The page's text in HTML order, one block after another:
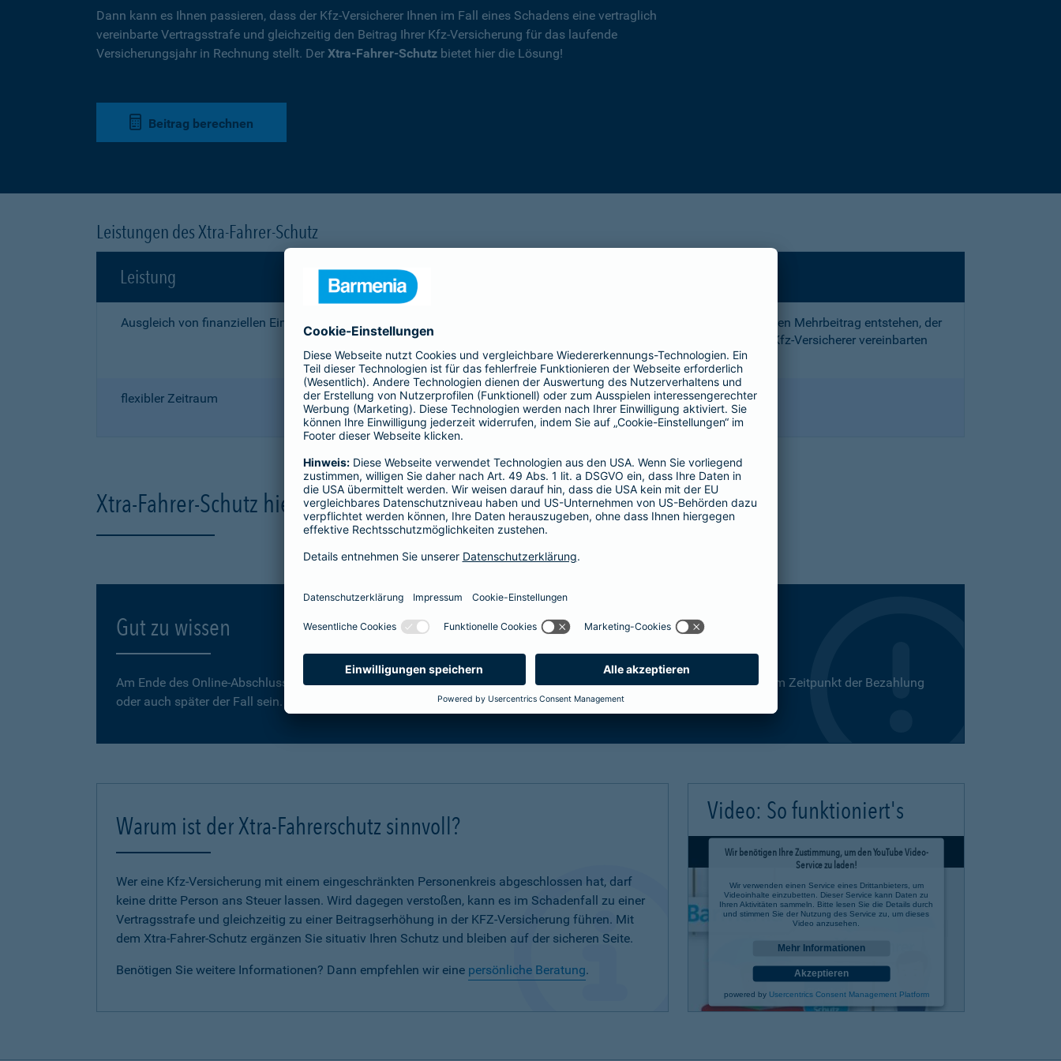
Dann kann es Ihnen passieren, dass der Kfz-Versicherer Ihnen im Fall eines Schadens eine vertraglich
vereinbarte Vertragsstrafe und gleichzeitig den Beitrag Ihrer Kfz-Versicherung für das laufende
Versicherungsjahr in Rechnung stellt. Der Xtra-Fahrer-Schutz bietet hier die Lösung!
Beitrag berechnen
Leistungen des Xtra-Fahrer-Schutz
Leistung
Ausgleich von finanziellen Einbußen
die Ihnen nach einem Unfall durch die Vertragsstrafe und den Mehrbeitrag entstehen, der
Ihnen wegen einer unerlaubten Erweiterung des mit Ihrem Kfz-Versicherer vereinbarten
Fahrerkreises in Rechnung gestellt wird
flexibler Zeitraum
1, 2 oder 3 Tage bzw.
1, 2 oder 3 Wochen
Xtra-Fahrer-Schutz hier online berechnen und direkt abschließen
Gut zu wissen
Am Ende des Online-Abschlusses können Sie selbst bestimmen, ab wann Ihr Xtra-Fahrer-Schutz gültig ist. Dies kann zum Zeitpunkt der Bezahlung
oder auch später der Fall sein.
Warum ist der Xtra-Fahrerschutz sinnvoll?
Wer eine Kfz-Versicherung mit einem eingeschränkten Personenkreis abgeschlossen hat, darf
keine dritte Person ans Steuer lassen. Wird dagegen verstoßen, kann es im Schadenfall zu einer
Vertragsstrafe und gleichzeitig zu einer Beitragserhöhung in der KFZ-Versicherung führen. Mit
dem Xtra-Fahrer-Schutz ergänzen Sie situativ Ihren Schutz und bleiben auf der sicheren Seite.
Benötigen Sie weitere Informationen? Dann empfehlen wir eine persönliche Beratung.
Video: So funktioniert's
Wir benötigen Ihre Zustimmung, um den YouTube Video-
Service zu laden!
Wir verwenden einen Service eines Drittanbieters, um
Videoinhalte einzubetten. Dieser Service kann Daten zu
Ihren Aktivitäten sammeln. Bitte lesen Sie die Details durch
und stimmen Sie der Nutzung des Service zu, um dieses
Video anzusehen.
Mehr Informationen
Akzeptieren
powered by Usercentrics Consent Management Platform